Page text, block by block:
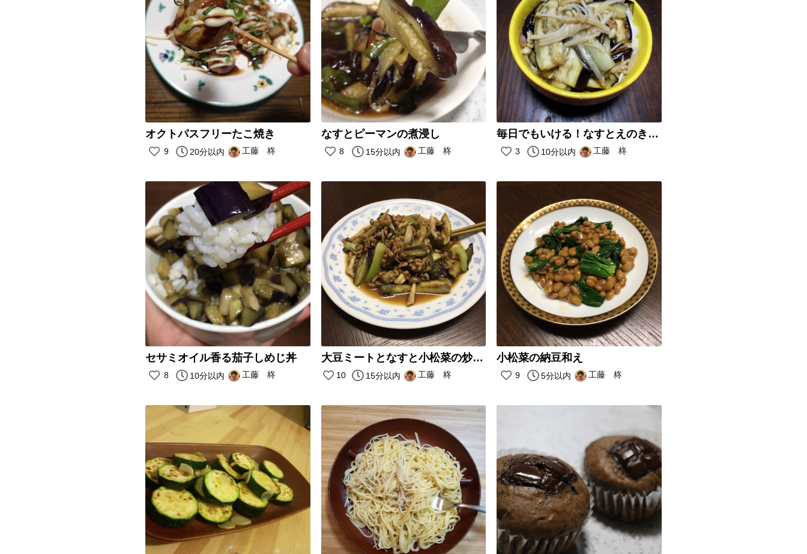
オクトパスフリーたこ焼き
9 20分以内 工藤 柊
なすとピーマンの煮浸し
8 15分以内 工藤 柊
毎日でもいける！なすとえのきの丼
3 10分以内 工藤 柊
セサミオイル香る茄子しめじ丼
8 10分以内 工藤 柊
大豆ミートとなすと小松菜の炒め物
10 15分以内 工藤 柊
小松菜の納豆和え
9 5分以内 工藤 柊